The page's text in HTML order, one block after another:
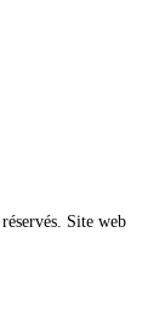
Site web